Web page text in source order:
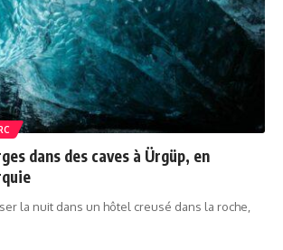
dans des caves à Ürgüp, en
la nuit dans un hôtel creusé dans la roche,